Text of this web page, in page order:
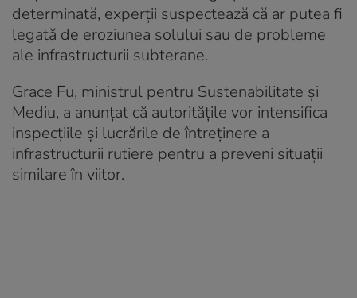
determinată, experții suspectează că ar putea fi
legată de eroziunea solului sau de probleme
ale infrastructurii subterane.
Grace Fu, ministrul pentru Sustenabilitate și
Mediu, a anunțat că autoritățile vor intensifica
inspecțiile și lucrările de întreținere a
infrastructurii rutiere pentru a preveni situații
similare în viitor.